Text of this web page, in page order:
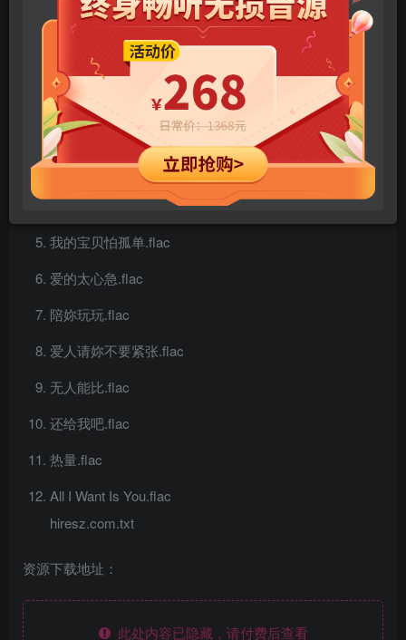
立即购买
您当前未登录！建议登陆后购买，可保存购买订单
Go Go Cat.flac
一起看月亮.flac
我要的就是妳.flac
放一颗心.flac
我的宝贝怕孤单.flac
爱的太心急.flac
陪妳玩玩.flac
爱人请妳不要紧张.flac
无人能比.flac
还给我吧.flac
热量.flac
All I Want Is You.flac
hiresz.com.txt
资源下载地址：
此处内容已隐藏，请付费后查看